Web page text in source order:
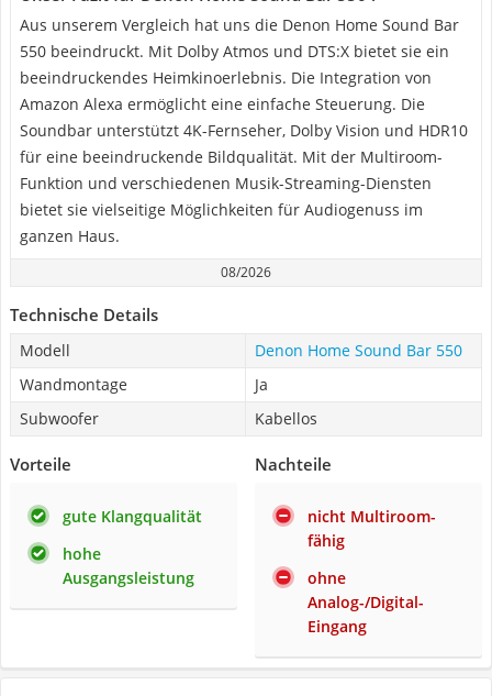
Aus unserem Vergleich hat uns die Denon Home Sound Bar
550 beeindruckt. Mit Dolby Atmos und DTS:X bietet sie ein
beeindruckendes Heimkinoerlebnis. Die Integration von
Amazon Alexa ermöglicht eine einfache Steuerung. Die
Soundbar unterstützt 4K-Fernseher, Dolby Vision und HDR10
für eine beeindruckende Bildqualität. Mit der Multiroom-
Funktion und verschiedenen Musik-Streaming-Diensten
bietet sie vielseitige Möglichkeiten für Audiogenuss im
ganzen Haus.
08/2026
Technische Details
Modell
Denon Home Sound Bar 550
Wandmontage
Ja
Subwoofer
Kabellos
Vorteile
gute Klangqualität
hohe
Ausgangsleistung
Nachteile
nicht Multiroom-
fähig
ohne
Analog-/Digital-
Eingang